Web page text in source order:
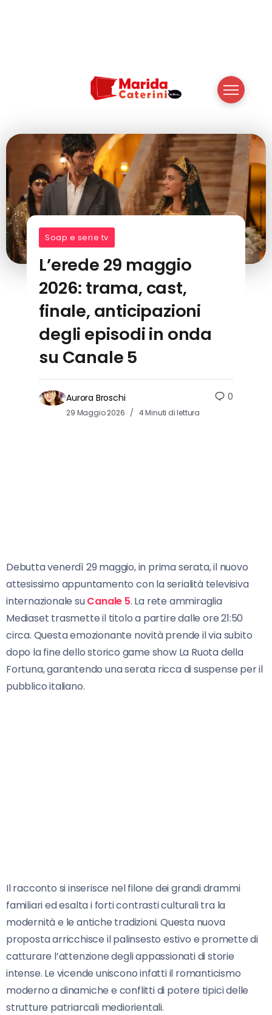
Soap e serie tv
L’erede 29 maggio
2026: trama, cast,
finale, anticipazioni
degli episodi in onda
su Canale 5
Aurora Broschi
29 Maggio 2026 4 Minuti di lettura
0
Debutta venerdì 29 maggio, in prima serata, il nuovo
attesissimo appuntamento con la serialità televisiva
internazionale suCanale 5. La rete ammiraglia
Mediaset trasmette il titolo a partire dalle ore 21:50
circa. Questa emozionante novità prende il via subito
dopo la fine dello storico game show La Ruota della
Fortuna, garantendo una serata ricca di suspense per il
pubblico italiano.
Il racconto si inserisce nel filone dei grandi drammi
familiari ed esalta i forti contrasti culturali tra la
modernità e le antiche tradizioni. Questa nuova
proposta arricchisce il palinsesto estivo e promette di
catturare l’attenzione degli appassionati di storie
intense. Le vicende uniscono infatti il romanticismo
moderno a dinamiche e conflitti di potere tipici delle
strutture patriarcali mediorientali.